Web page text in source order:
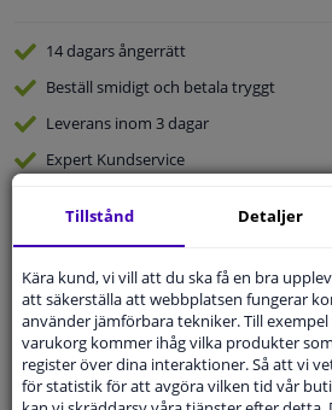
14 dagarsångerrätt
Beställ smidigt och betala tryggt
Leverans inom 3 dagar
Expert Kundservice
Inte
Ställ din fråga hos våra
Frågor Och Svar
Modellmatchande garanti, Hitta
Tillstånd Detaljer
Kära kund, vi vill att du ska få en bra
att säkerställa att webbplatsen fungerar
använder jämförbara tekniker. Till
varukorg kommer ihåg vilka produkter
register över dina interaktioner. Så att vi
för statistik för att avgöra vilken tid vår